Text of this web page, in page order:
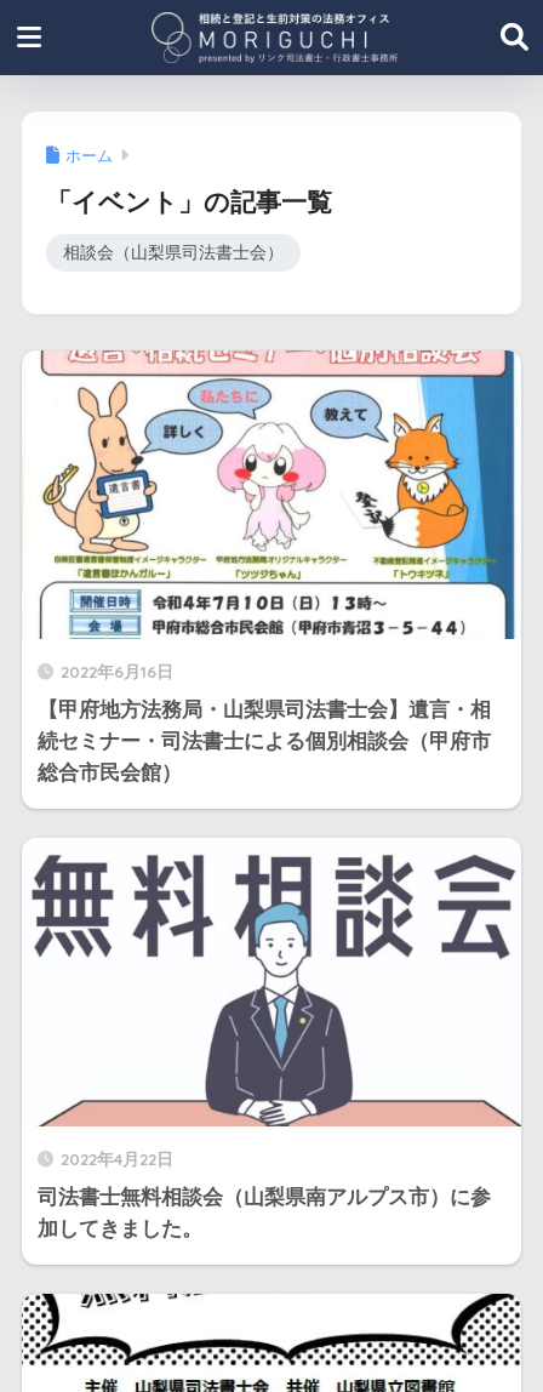
ホーム
「イベント」の記事一覧
相談会（山梨県司法書士会）
2022年6月16日
【甲府地方法務局・山梨県司法書士会】遺言・相
続セミナー・司法書士による個別相談会（甲府市
総合市民会館）
2022年4月22日
司法書士無料相談会（山梨県南アルプス市）に参
加してきました。